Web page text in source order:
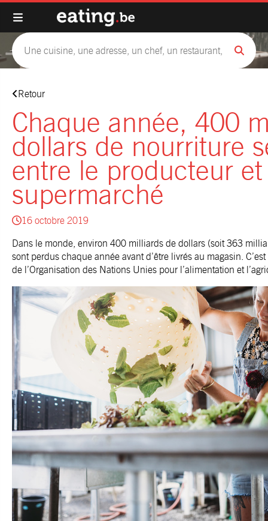
Retour
Chaque année, 400
dollars de nourriture
entre le producteur
supermarché
16 octobre 2019
Dans le monde, environ 400 milliards de dollars (soit 363
sont perdus chaque année avant d’être livrés au magasin.
de l’Organisation des Nations Unies pour l’alimentation et